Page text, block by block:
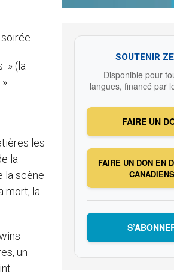
» (la
les
la
la scène
mort, la
un
SOUTENIR
Disponible pour
langues, financé par
FAIRE UN
FAIRE UN DON EN
CANADIENS